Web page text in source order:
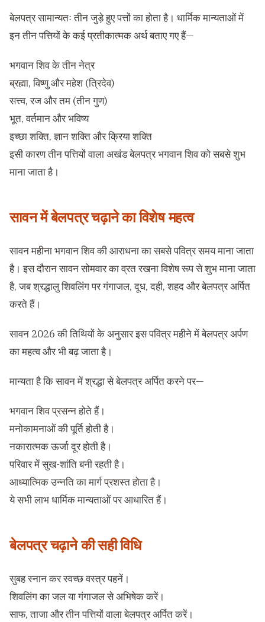
बेलपत्र सामान्यतः तीन जुड़े हुए पत्तों का होता है। धार्मिक मान्यताओं में
इन तीन पत्तियों के कई प्रतीकात्मक अर्थ बताए गए हैं—
भगवान शिव के तीन नेत्र
ब्रह्मा, विष्णु और महेश (त्रिदेव)
सत्त्व, रज और तम (तीन गुण)
भूत, वर्तमान और भविष्य
इच्छा शक्ति, ज्ञान शक्ति और क्रिया शक्ति
इसी कारण तीन पत्तियों वाला अखंड बेलपत्र भगवान शिव को सबसे शुभ
माना जाता है।
सावन में बेलपत्र चढ़ाने का विशेष महत्व
सावन महीना भगवान शिव की आराधना का सबसे पवित्र समय माना जाता
है। इस दौरानसावन सोमवार का व्रतरखना विशेष रूप से शुभ माना जाता
है, जब श्रद्धालु शिवलिंग पर गंगाजल, दूध, दही, शहद और बेलपत्र अर्पित
करते हैं।
सावन 2026 की तिथियोंके अनुसार इस पवित्र महीने में बेलपत्र अर्पण
का महत्व और भी बढ़ जाता है।
मान्यता है कि सावन में श्रद्धा से बेलपत्र अर्पित करने पर—
भगवान शिव प्रसन्न होते हैं।
मनोकामनाओं की पूर्ति होती है।
नकारात्मक ऊर्जा दूर होती है।
परिवार में सुख-शांति बनी रहती है।
आध्यात्मिक उन्नति का मार्ग प्रशस्त होता है।
ये सभी लाभ धार्मिक मान्यताओं पर आधारित हैं।
बेलपत्र चढ़ाने की सही विधि
सुबह स्नान कर स्वच्छ वस्त्र पहनें।
शिवलिंग का जल या गंगाजल से अभिषेक करें।
साफ, ताजा और तीन पत्तियों वाला बेलपत्र अर्पित करें।